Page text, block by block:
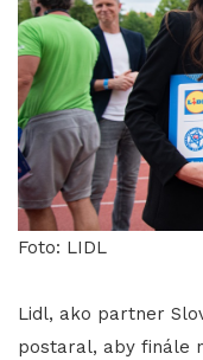
Foto: LIDL
Lidl, ako partner
postaral, aby finále